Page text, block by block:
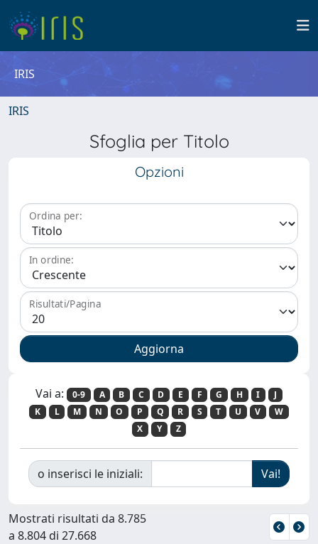
IRIS
IRIS
Sfoglia per Titolo
Opzioni
Ordina per:
In ordine:
Risultati/Pagina
Vai a: 0-9 A B C D E F G H I
J
K
L M N O P Q R S T U V
W
X
Y Z
o inserisci le iniziali:
Mostrati risultati da 8.785
a 8.804 di 27.668